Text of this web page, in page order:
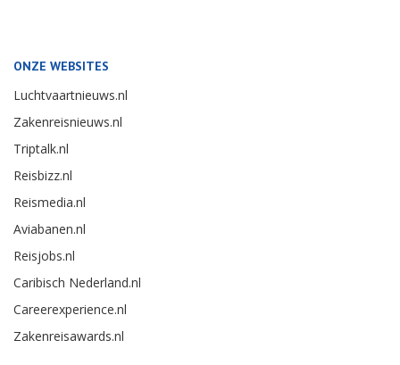
ONZE WEBSITES
Luchtvaartnieuws.nl
Zakenreisnieuws.nl
Triptalk.nl
Reisbizz.nl
Reismedia.nl
Aviabanen.nl
Reisjobs.nl
Caribisch Nederland.nl
Careerexperience.nl
Zakenreisawards.nl